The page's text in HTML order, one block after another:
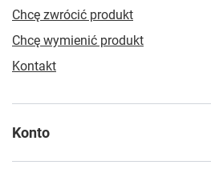
Chcę zwrócić produkt
Chcę wymienić produkt
Kontakt
Konto